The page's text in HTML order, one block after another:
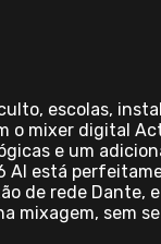
escolas,
o mixer digital
e um
AI está
de rede
mixagem, sem